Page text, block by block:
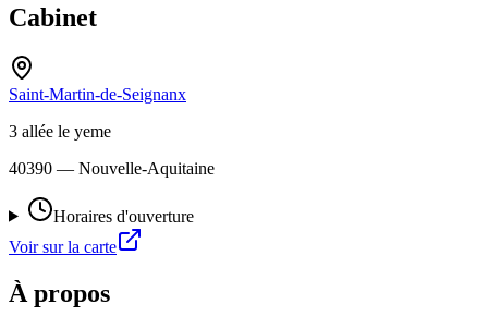
Cabinet
Saint-Martin-de-Seignanx
3 allée le yeme
40390 — Nouvelle-Aquitaine
Horaires d'ouverture
Voir sur la carte
À propos